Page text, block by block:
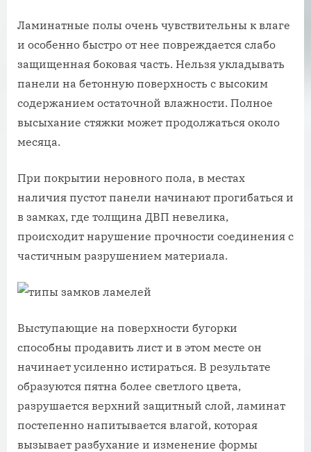
Ламинатные полы очень чувствительны к влаге
и особенно быстро от нее повреждается слабо
защищенная боковая часть. Нельзя укладывать
панели на бетонную поверхность с высоким
содержанием остаточной влажности. Полное
высыхание стяжки может продолжаться около
месяца.
При покрытии неровного пола, в местах
наличия пустот панели начинают прогибаться и
в замках, где толщина ДВП невелика,
происходит нарушение прочности соединения с
частичным разрушением материала.
Выступающие на поверхности бугорки
способны продавить лист и в этом месте он
начинает усиленно истираться. В результате
образуются пятна более светлого цвета,
разрушается верхний защитный слой, ламинат
постепенно напитывается влагой, которая
вызывает разбухание и изменение формы